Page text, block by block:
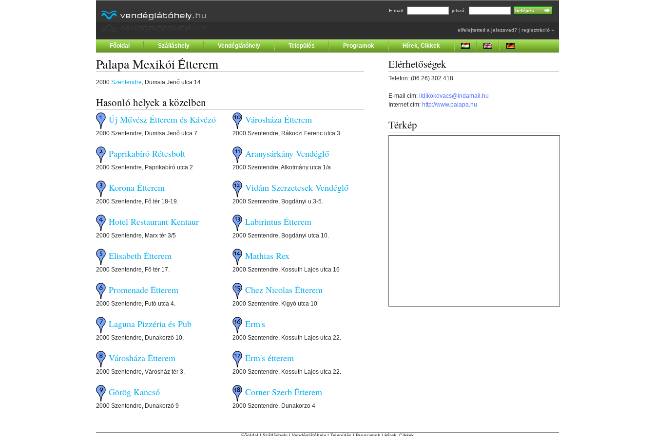
E-mail: jelszó:
elfelejtetted a jelszavad? | regisztráció »
Főoldal Szálláshely Vendéglátóhely Település Programok Hírek, Cikkek
Palapa Mexikói Étterem
2000 Szentendre, Dumsta Jenő utca 14
Hasonló helyek a közelben
Új Művész Étterem és Kávézó
2000 Szentendre, Dumtsa Jenő utca 7
Paprikabíró Rétesbolt
2000 Szentendre, Paprikabíró utca 2
Korona Étterem
2000 Szentendre, Fő tér 18-19.
Hotel Restaurant Kentaur
2000 Szentendre, Marx tér 3/5
Elisabeth Étterem
2000 Szentendre, Fő tér 17.
Promenade Étterem
2000 Szentendre, Futó utca 4.
Laguna Pizzéria és Pub
2000 Szentendre, Dunakorzó 10.
Városháza Étterem
2000 Szentendre, Városház tér 3.
Görög Kancsó
2000 Szentendre, Dunakorzó 9
Városháza Étterem
2000 Szentendre, Rákoczi Ferenc utca 3
Aranysárkány Vendéglő
2000 Szentendre, Alkotmány utca 1/a
Vidám Szerzetesek Vendéglő
2000 Szentendre, Bogdányi u.3-5.
Labirintus Étterem
2000 Szentendre, Bogdányi utca 10.
Mathias Rex
2000 Szentendre, Kossuth Lajos utca 16
Chez Nicolas Étterem
2000 Szentendre, Kígyó utca 10
Erm's
2000 Szentendre, Kossuth Lajos utca 22.
Erm's étterem
2000 Szentendre, Kossuth Lajos utca 22.
Corner-Szerb Étterem
2000 Szentendre, Dunakorzo 4
Elérhetőségek
Telefon: (06 26) 302 418
E-mail cím: ildikokovacs@indamail.hu
Internet cím: http://www.palapa.hu
Térkép